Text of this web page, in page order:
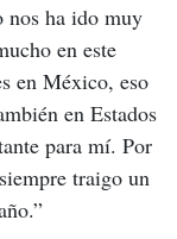
ha ido muy
en este
en México, eso
en Estados
para mí. Por
traigo un